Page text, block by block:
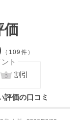
価
ミ評価
（109件）
ト
割引
評価の口コミ